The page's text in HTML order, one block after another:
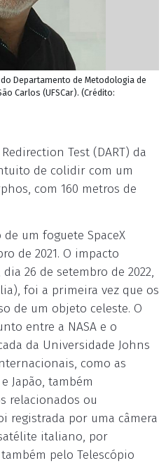
Departamento de Metodologia de
Carlos (UFSCar). (Crédito:
Test (DART) da
de colidir com um
com 160 metros de
um foguete SpaceX
de 2021. O impacto
26 de setembro de 2022,
foi a primeira vez que os
de um objeto celeste. O
entre a NASA e o
da Universidade Johns
como as
Japão, também
relacionados ou
registrada por uma câmera
italiano, por
pelo Telescópio